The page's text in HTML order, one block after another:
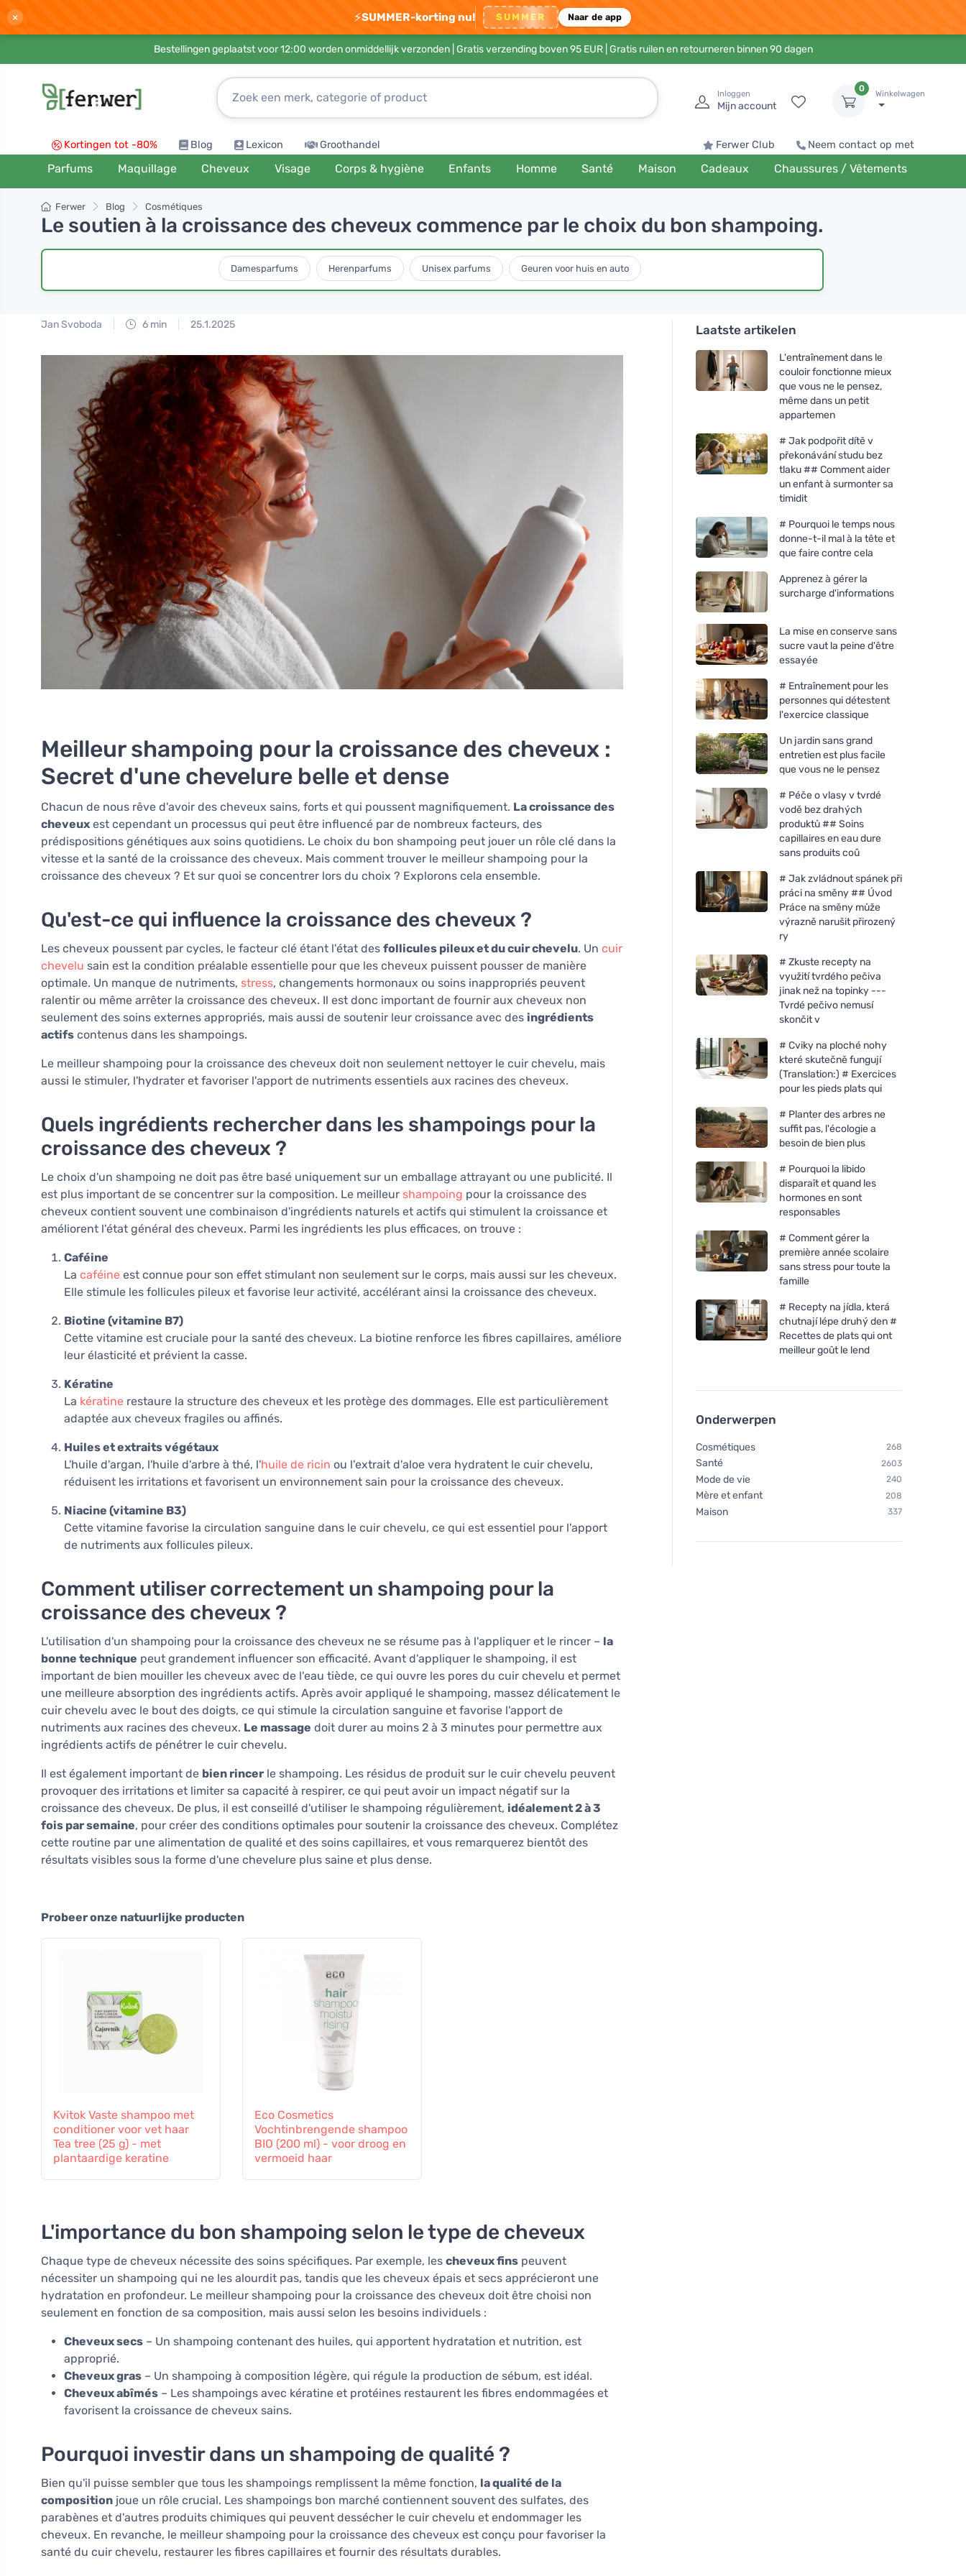
× ⚡SUMMER-korting nu! SUMMER Naar de app
Bestellingen geplaatst voor 12:00 worden onmiddellijk verzonden | Gratis verzending boven 95 EUR| Gratis ruilen en retourneren binnen 90 dagen
Inloggen
Mijn account
0
Winkelwagen
Kortingen tot -80% Blog Lexicon Groothandel Ferwer Club Neem contact op met
Parfums Maquillage Cheveux Visage Corps & hygiène Enfants Homme Santé Maison Cadeaux Chaussures / Vêtements
Ferwer Blog Cosmétiques
Le soutien à la croissance des cheveux commence par le choix du bon shampoing.
Damesparfums Herenparfums Unisex parfums Geuren voor huis en auto
Jan Svoboda 6 min 25.1.2025
Meilleur shampoing pour la croissance des cheveux :
Secret d'une chevelure belle et dense
Chacun de nous rêve d'avoir des cheveux sains, forts et qui poussent magnifiquement. La croissance des
cheveux est cependant un processus qui peut être influencé par de nombreux facteurs, des
prédispositions génétiques aux soins quotidiens. Le choix du bon shampoing peut jouer un rôle clé dans la
vitesse et la santé de la croissance des cheveux. Mais comment trouver le meilleur shampoing pour la
croissance des cheveux ? Et sur quoi se concentrer lors du choix ? Explorons cela ensemble.
Qu'est-ce qui influence la croissance des cheveux ?
Les cheveux poussent par cycles, le facteur clé étant l'état des follicules pileux et du cuir chevelu. Un cuir
chevelu sain est la condition préalable essentielle pour que les cheveux puissent pousser de manière
optimale. Un manque de nutriments, stress, changements hormonaux ou soins inappropriés peuvent
ralentir ou même arrêter la croissance des cheveux. Il est donc important de fournir aux cheveux non
seulement des soins externes appropriés, mais aussi de soutenir leur croissance avec des ingrédients
actifs contenus dans les shampoings.
Le meilleur shampoing pour la croissance des cheveux doit non seulement nettoyer le cuir chevelu, mais
aussi le stimuler, l'hydrater et favoriser l'apport de nutriments essentiels aux racines des cheveux.
Quels ingrédients rechercher dans les shampoings pour la
croissance des cheveux ?
Le choix d'un shampoing ne doit pas être basé uniquement sur un emballage attrayant ou une publicité. Il
est plus important de se concentrer sur la composition. Le meilleur shampoing pour la croissance des
cheveux contient souvent une combinaison d'ingrédients naturels et actifs qui stimulent la croissance et
améliorent l'état général des cheveux. Parmi les ingrédients les plus efficaces, on trouve :
Caféine
La caféine est connue pour son effet stimulant non seulement sur le corps, mais aussi sur les cheveux.
Elle stimule les follicules pileux et favorise leur activité, accélérant ainsi la croissance des cheveux.
Biotine (vitamine B7)
Cette vitamine est cruciale pour la santé des cheveux. La biotine renforce les fibres capillaires, améliore
leur élasticité et prévient la casse.
Kératine
La kératine restaure la structure des cheveux et les protège des dommages. Elle est particulièrement
adaptée aux cheveux fragiles ou affinés.
Huiles et extraits végétaux
L'huile d'argan, l'huile d'arbre à thé, l'huile de ricin ou l'extrait d'aloe vera hydratent le cuir chevelu,
réduisent les irritations et favorisent un environnement sain pour la croissance des cheveux.
Niacine (vitamine B3)
Cette vitamine favorise la circulation sanguine dans le cuir chevelu, ce qui est essentiel pour l'apport
de nutriments aux follicules pileux.
Comment utiliser correctement un shampoing pour la
croissance des cheveux ?
L'utilisation d'un shampoing pour la croissance des cheveux ne se résume pas à l'appliquer et le rincer – la
bonne technique peut grandement influencer son efficacité. Avant d'appliquer le shampoing, il est
important de bien mouiller les cheveux avec de l'eau tiède, ce qui ouvre les pores du cuir chevelu et permet
une meilleure absorption des ingrédients actifs. Après avoir appliqué le shampoing, massez délicatement le
cuir chevelu avec le bout des doigts, ce qui stimule la circulation sanguine et favorise l'apport de
nutriments aux racines des cheveux. Le massage doit durer au moins 2 à 3 minutes pour permettre aux
ingrédients actifs de pénétrer le cuir chevelu.
Il est également important de bien rincer le shampoing. Les résidus de produit sur le cuir chevelu peuvent
provoquer des irritations et limiter sa capacité à respirer, ce qui peut avoir un impact négatif sur la
croissance des cheveux. De plus, il est conseillé d'utiliser le shampoing régulièrement, idéalement 2 à 3
fois par semaine, pour créer des conditions optimales pour soutenir la croissance des cheveux. Complétez
cette routine par une alimentation de qualité et des soins capillaires, et vous remarquerez bientôt des
résultats visibles sous la forme d'une chevelure plus saine et plus dense.
Probeer onze natuurlijke producten
Kvitok Vaste shampoo met
conditioner voor vet haar
Tea tree (25 g) - met
plantaardige keratine
Eco Cosmetics
Vochtinbrengende shampoo
BIO (200 ml) - voor droog en
vermoeid haar
L'importance du bon shampoing selon le type de cheveux
Chaque type de cheveux nécessite des soins spécifiques. Par exemple, les cheveux fins peuvent
nécessiter un shampoing qui ne les alourdit pas, tandis que les cheveux épais et secs apprécieront une
hydratation en profondeur. Le meilleur shampoing pour la croissance des cheveux doit être choisi non
seulement en fonction de sa composition, mais aussi selon les besoins individuels :
Cheveux secs – Un shampoing contenant des huiles, qui apportent hydratation et nutrition, est
approprié.
Cheveux gras – Un shampoing à composition légère, qui régule la production de sébum, est idéal.
Cheveux abîmés – Les shampoings avec kératine et protéines restaurent les fibres endommagées et
favorisent la croissance de cheveux sains.
Pourquoi investir dans un shampoing de qualité ?
Bien qu'il puisse sembler que tous les shampoings remplissent la même fonction, la qualité de la
composition joue un rôle crucial. Les shampoings bon marché contiennent souvent des sulfates, des
parabènes et d'autres produits chimiques qui peuvent dessécher le cuir chevelu et endommager les
cheveux. En revanche, le meilleur shampoing pour la croissance des cheveux est conçu pour favoriser la
santé du cuir chevelu, restaurer les fibres capillaires et fournir des résultats durables.
Laatste artikelen
L'entraînement dans le
couloir fonctionne mieux
que vous ne le pensez,
même dans un petit
appartemen
# Jak podpořit dítě v
překonávání studu bez
tlaku ## Comment aider
un enfant à surmonter sa
timidit
# Pourquoi le temps nous
donne-t-il mal à la tête et
que faire contre cela
Apprenez à gérer la
surcharge d'informations
La mise en conserve sans
sucre vaut la peine d'être
essayée
# Entraînement pour les
personnes qui détestent
l'exercice classique
Un jardin sans grand
entretien est plus facile
que vous ne le pensez
# Péče o vlasy v tvrdé
vodě bez drahých
produktů ## Soins
capillaires en eau dure
sans produits coû
# Jak zvládnout spánek při
práci na směny ## Úvod
Práce na směny může
výrazně narušit přirozený
ry
# Zkuste recepty na
využití tvrdého pečiva
jinak než na topinky ---
Tvrdé pečivo nemusí
skončit v
# Cviky na ploché nohy
které skutečně fungují
(Translation:) # Exercices
pour les pieds plats qui
# Planter des arbres ne
suffit pas, l'écologie a
besoin de bien plus
# Pourquoi la libido
disparaît et quand les
hormones en sont
responsables
# Comment gérer la
première année scolaire
sans stress pour toute la
famille
# Recepty na jídla, která
chutnají lépe druhý den #
Recettes de plats qui ont
meilleur goût le lend
Onderwerpen
Cosmétiques 268
Santé 2603
Mode de vie 240
Mère et enfant 208
Maison 337